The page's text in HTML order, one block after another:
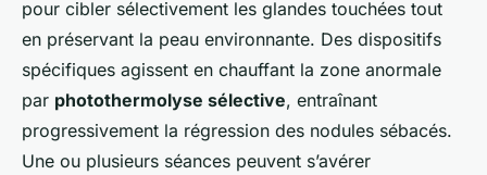
pour cibler sélectivement les glandes touchées tout
en préservant la peau environnante. Des dispositifs
spécifiques agissent en chauffant la zone anormale
par photothermolyse sélective, entraînant
progressivement la régression des nodules sébacés.
Une ou plusieurs séances peuvent s’avérer